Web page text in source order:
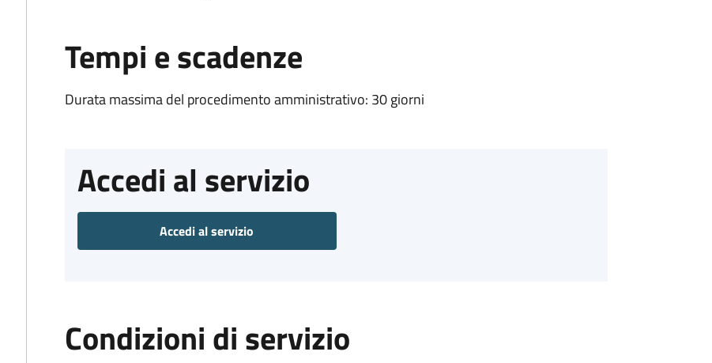
Tempi e scadenze
Durata massima del procedimento amministrativo: 30 giorni
Accedi al servizio
Accedi al servizio
Condizioni di servizio